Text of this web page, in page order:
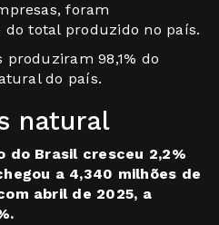
foram
do total produzido no país.
98,1% do
do país.
natural
do Brasil cresceu 2,2%
a 4,340 milhões de
abril de 2025, a